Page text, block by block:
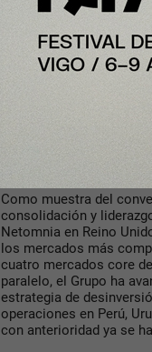
Ese objetivo y esa
enmarca en la
fuertes, con capacidad
ha expuesto, para
como condición
fragmentación del
la innovación. El
Estados Unidos, es
parte de esta respuesta
Como muestra del
consolidación y
Netomnia en Reino
los mercados más
cuatro mercados core
paralelo, el Grupo ha
estrategia de
operaciones en Perú,
con anterioridad ya se